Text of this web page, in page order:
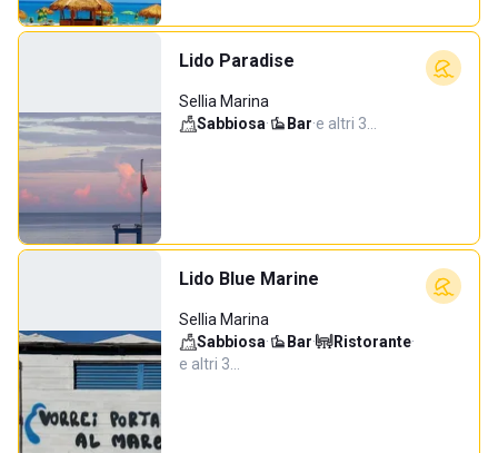
Lido Paradise
Sellia Marina
Sabbiosa· Bar·e altri 3…
Lido Blue Marine
Sellia Marina
Sabbiosa· Bar· Ristorante·
e altri 3…